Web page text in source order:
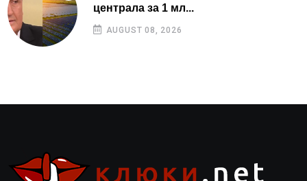
централа за 1 мл...
AUGUST 08, 2026